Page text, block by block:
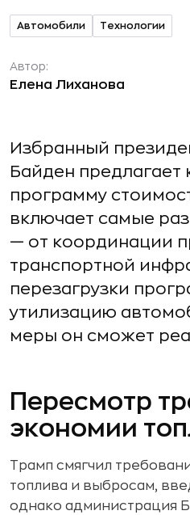
Автомобили Технологии
Автор:
Елена Лиханова
Избранный
Байден предлагает
программу
включает самые
— от координации
транспортной
перезагрузки
утилизацию
меры он сможет
Пересмотр
экономии
Трамп смягчил
топлива и выбросам,
однако администрация